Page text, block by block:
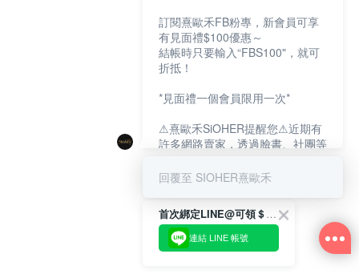
首次綁定LINE@可領＄100折扣優惠
連結 LINE 帳號
訂閱熹歐禾FB粉專，新會員可享
有見面禮$100優惠～
結帳時只要輸入“FBS100"，就可
折抵！
*見面禮一個會員限用一次*
⚠熹歐禾SiOHER提醒您⚠近期有
許多網路賣家，透過臉書、社團等
SiOHER』品牌授權、或有內部管
消費者上當及受害。
如有疑慮請至官網先訂單查尋如
〝TM / TS / TG〞開頭,都是我們
回覆至 SIOHER熹歐禾